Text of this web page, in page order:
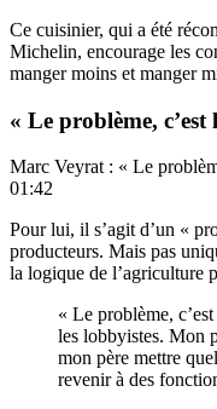
Ce cuisinier, qui a été
Michelin, encourage les
manger moins et manger
« Le problème,
Marc Veyrat : « Le
01:42
Pour lui, il s’agit d’un «
producteurs. Mais pas
la logique de l’agriculture
« Le problème,
les lobbyistes. Mon
mon père mettre
revenir à des